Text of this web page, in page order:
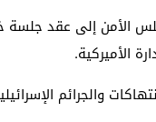
الأمن إلى عقد جلسة
الأميركية.
والجرائم